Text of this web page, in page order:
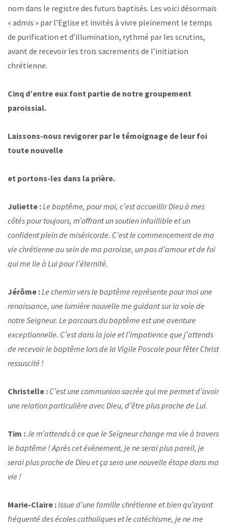
nom dans le registre des futurs baptisés. Les voici désormais
« admis » par l’Eglise et invités à vivre pleinement le temps
de purification et d’illumination, rythmé par les scrutins,
avant de recevoir les trois sacrements de l’initiation
chrétienne.
Cinq d’entre eux font partie de notre groupement
paroissial.
Laissons-nous revigorer par le témoignage de leur foi
toute nouvelle
et portons-les dans la prière.
Juliette :Le baptême, pour moi, c’est accueillir Dieu à mes
côtés pour toujours, m’offrant un soutien infaillible et un
confident plein de miséricorde. C’est le commencement de ma
vie chrétienne au sein de ma paroisse, un pas d’amour et de foi
qui me lie à Lui pour l’éternité.
Jérôme :Le chemin vers le baptême représente pour moi une
renaissance, une lumière nouvelle me guidant sur la voie de
notre Seigneur. Le parcours du baptême est une aventure
exceptionnelle. C’est dans la joie et l’impatience que j’attends
de recevoir le baptême lors de la Vigile Pascale pour fêter Christ
ressuscité !
Christelle : C’est une communion sacrée qui me permet d’avoir
une relation particulière avec Dieu, d’être plus proche de Lui.
Tim :Je m’attends à ce que le Seigneur change ma vie à travers
le baptême ! Après cet évènement, je ne serai plus pareil, je
serai plus proche de Dieu et ça sera une nouvelle étape dans ma
vie !
Marie-Claire :Issue d’une famille chrétienne et bien qu’ayant
fréquenté des écoles catholiques et le catéchisme, je ne me